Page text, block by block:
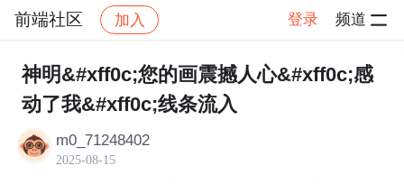
前端社区 加入 登录 频道
社区 前端社区 感慨 帖子详情
神明&#xff0c;您的画震撼人心&#xff0c;感
动了我&#xff0c;线条流入
m0_71248402
2025-08-15